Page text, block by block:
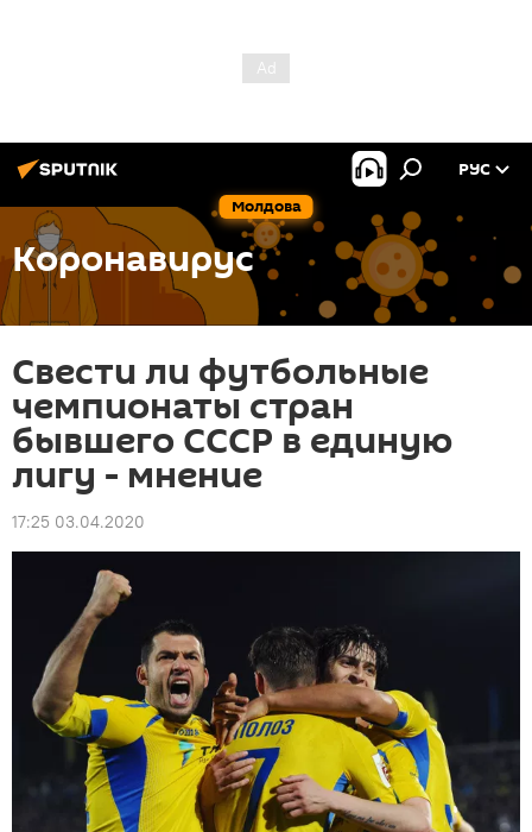
Молдова
РУС
Коронавирус
Свести ли футбольные
чемпионаты стран
бывшего СССР в единую
лигу - мнение
17:25 03.04.2020